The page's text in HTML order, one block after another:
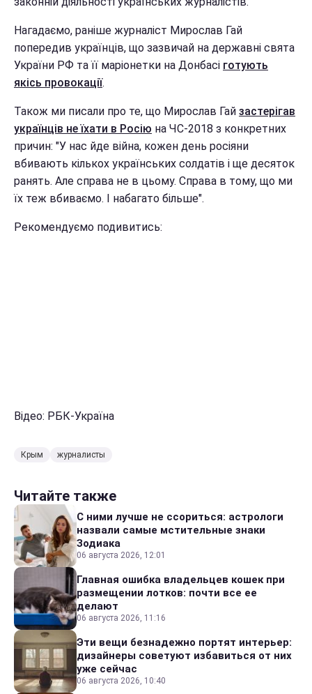
Нагадаємо, раніше журналіст Мирослав Гай
попередив українців, що зазвичай на державні свята
України РФ та її маріонетки на Донбасі готують
якісь провокації.
Також ми писали про те, що Мирослав Гай застерігав
українців не їхати в Росію на ЧС-2018 з конкретних
причин: "У нас йде війна, кожен день росіяни
вбивають кількох українських солдатів і ще десяток
ранять. Але справа не в цьому. Справа в тому, що ми
їх теж вбиваємо. І набагато більше".
Рекомендуємо подивитись:
Відео: РБК-Україна
Крым журналисты
Читайте также
С ними лучше не ссориться: астрологи
назвали самые мстительные знаки
Зодиака
06 августа 2026, 12:01
Главная ошибка владельцев кошек при
размещении лотков: почти все ее
делают
06 августа 2026, 11:16
Эти вещи безнадежно портят интерьер:
дизайнеры советуют избавиться от них
уже сейчас
06 августа 2026, 10:40